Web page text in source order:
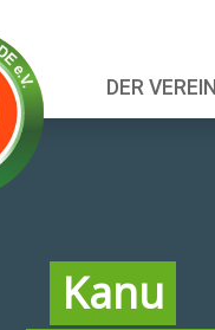
DER VEREIN
Kanu